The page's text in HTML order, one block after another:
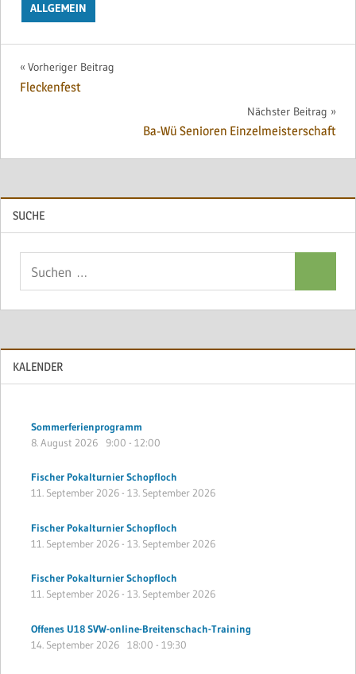
ALLGEMEIN
Beitragsnavigation
Vorheriger Beitrag
Fleckenfest
Nächster Beitrag
Ba-Wü Senioren Einzelmeisterschaft
SUCHE
KALENDER
Sommerferienprogramm
8. August 2026 9:00 - 12:00
Fischer Pokalturnier Schopfloch
11. September 2026- 13. September 2026
Fischer Pokalturnier Schopfloch
11. September 2026- 13. September 2026
Fischer Pokalturnier Schopfloch
11. September 2026- 13. September 2026
Offenes U18 SVW-online-Breitenschach-Training
14. September 2026 18:00 - 19:30